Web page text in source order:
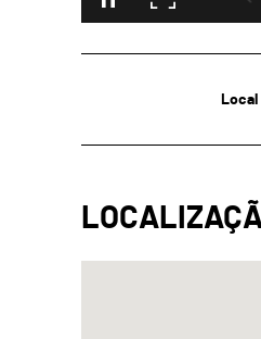
Local